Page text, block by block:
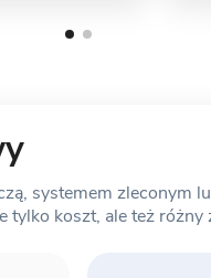
systemem zleconym
koszt, ale też